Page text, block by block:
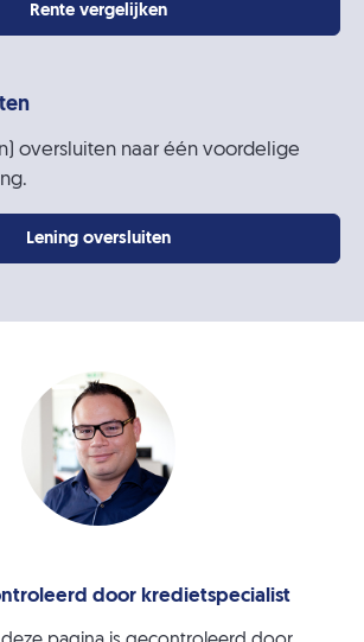
Rente vergelijken
oversluiten naar één voordelige
Lening oversluiten
door kredietspecialist